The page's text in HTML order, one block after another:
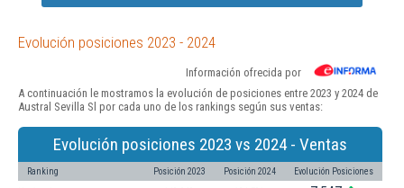
Evolución posiciones 2023 - 2024
Información ofrecida por
A continuación le mostramos la evolución de posiciones entre 2023 y 2024 de
Austral Sevilla Sl por cada uno de los rankings según sus ventas:
Evolución posiciones 2023 vs 2024 - Ventas
Ranking Posición 2023 Posición 2024 Evolución Posiciones